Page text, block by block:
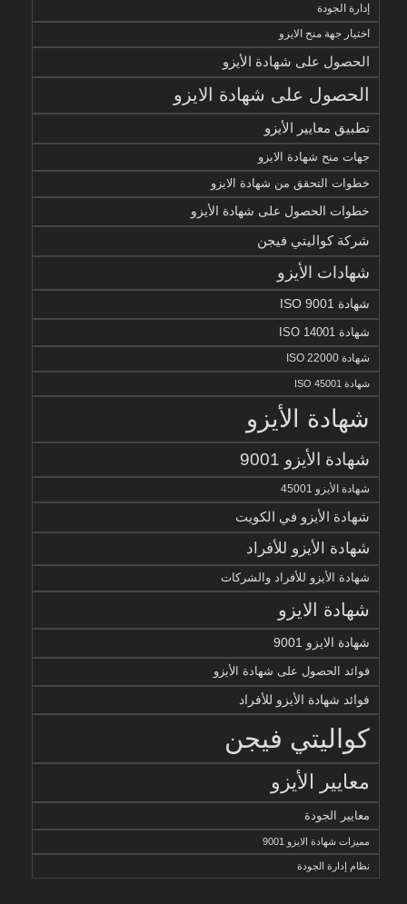
إدارة الجودة
اختيار جهة منح الايزو
الحصول على شهادة الأيزو
الحصول على شهادة الايزو
تطبيق معايير الأيزو
جهات منح شهادة الايزو
خطوات التحقق من شهادة الايزو
خطوات الحصول على شهادة الأيزو
شركة كواليتي فيجن
شهادات الأيزو
شهادة ISO 9001
شهادة ISO 14001
شهادة ISO 22000
شهادة ISO 45001
شهادة الأيزو
شهادة الأيزو 9001
شهادة الأيزو 45001
شهادة الأيزو في الكويت
شهادة الأيزو للأفراد
شهادة الأيزو للأفراد والشركات
شهادة الايزو
شهادة الايزو 9001
فوائد الحصول على شهادة الأيزو
فوائد شهادة الأيزو للأفراد
كواليتي فيجن
معايير الأيزو
معايير الجودة
مميزات شهادة الايزو 9001
نظام إدارة الجودة